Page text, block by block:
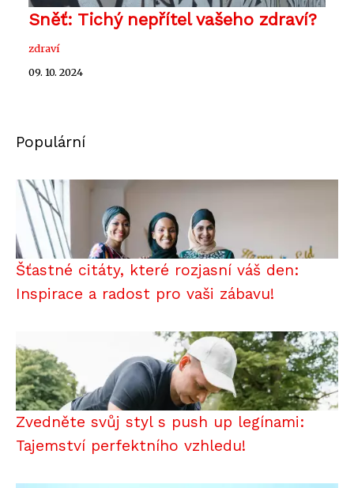
Sněť: Tichý nepřítel vašeho zdraví?
zdraví
09. 10. 2024
Populární
Šťastné citáty, které rozjasní váš den:
Inspirace a radost pro vaši zábavu!
Zvedněte svůj styl s push up legínami:
Tajemství perfektního vzhledu!